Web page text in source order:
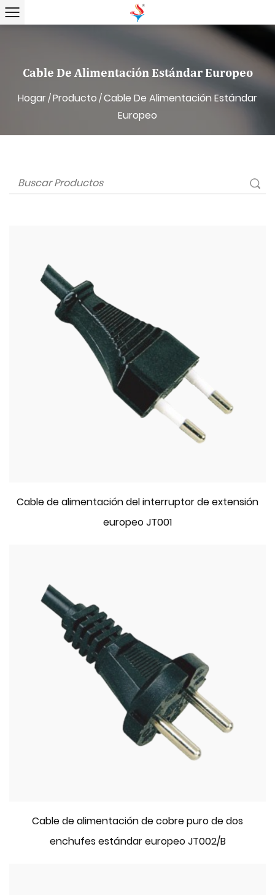
Cable De Alimentación Estándar Europeo
Hogar/Producto /Cable De Alimentación Estándar
Europeo
Cable de alimentación del interruptor de extensión
europeo JT001
Cable de alimentación de cobre puro de dos
enchufes estándar europeo JT002/B